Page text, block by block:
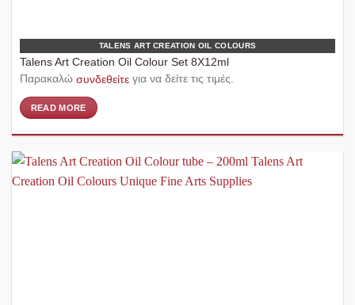
TALENS ART CREATION OIL COLOURS
Talens Art Creation Oil Colour Set 8X12ml
Παρακαλώ συνδεθείτεγια να δείτε τις τιμές.
READ MORE